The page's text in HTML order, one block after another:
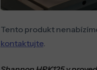
Tento produkt
kontaktujte.